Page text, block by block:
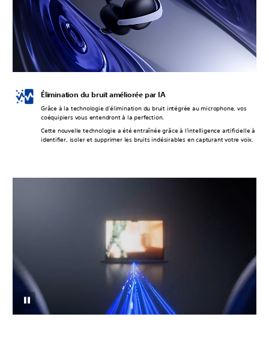
Élimination du bruit améliorée par IA
Grâce à la technologie d'élimination du bruit intégrée au microphone, vos
coéquipiers vous entendront à la perfection.
Cette nouvelle technologie a été entraînée grâce à l'intelligence artificielle à
identifier, isoler et supprimer les bruits indésirables en capturant votre voix.